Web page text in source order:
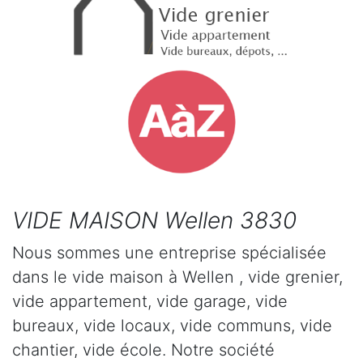
VIDE MAISON Wellen 3830
Nous sommes une entreprise spécialisée
dans le vide maison à Wellen , vide grenier,
vide appartement, vide garage, vide
bureaux, vide locaux, vide communs, vide
chantier, vide école. Notre société